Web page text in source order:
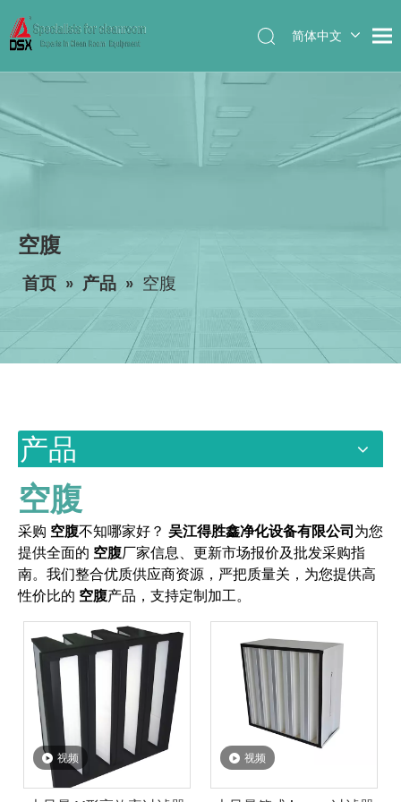
简体中文
空腹
首页 » 产品 » 空腹
产品
空腹
采购 空腹不知哪家好？ 吴江得胜鑫净化设备有限公司为您
提供全面的 空腹厂家信息、更新市场报价及批发采购指
南。我们整合优质供应商资源，严把质量关，为您提供高
性价比的 空腹产品，支持定制加工。
视频 视频